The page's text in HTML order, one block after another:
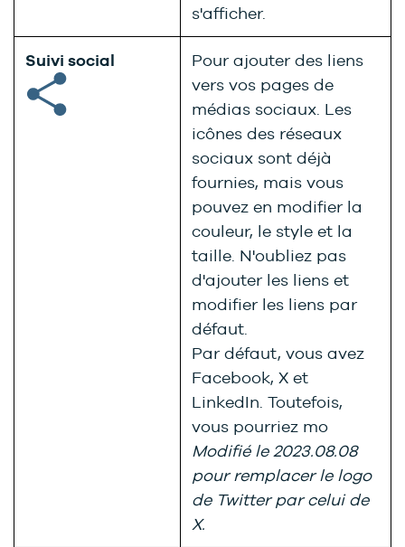
s'afficher.
Suivi social
Pour ajouter des liens
vers vos pages de
médias sociaux. Les
icônes des réseaux
sociaux sont déjà
fournies, mais vous
pouvez en modifier la
couleur, le style et la
taille. N'oubliez pas
d'ajouter les liens et
modifier les liens par
défaut.
Par défaut, vous avez
Facebook, X et
LinkedIn. Toutefois,
vous pourriez mo
Modifié le 2023.08.08
pour remplacer le logo
de Twitter par celui de
X.